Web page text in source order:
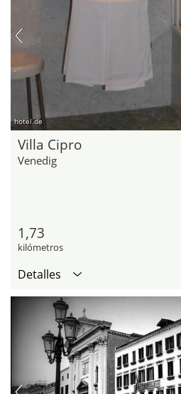
hotel.de
Villa Cipro
Venedig
1,73
kilómetros
Detalles